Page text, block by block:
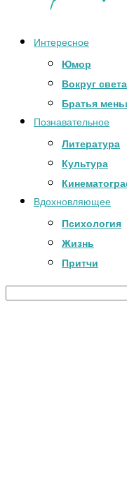
Интересное
Юмор
Вокруг света
Братья
Познавательное
Литература
Культура
Вдохновляющее
Психология
Жизнь
Притчи